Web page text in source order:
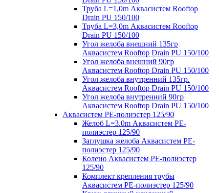
Труба L=1,0m Аквасистем Rooftop
Drain PU 150/100
Труба L=3,0m Аквасистем Rooftop
Drain PU 150/100
Угол желоба внешний 135гр
Аквасистем Rooftop Drain PU 150/100
Угол желоба внешний 90гр
Аквасистем Rooftop Drain PU 150/100
Угол желоба внутренний 135гр.
Аквасистем Rooftop Drain PU 150/100
Угол желоба внутренний 90гр
Аквасистем Rooftop Drain PU 150/100
Аквасистем PE-полиэстер 125/90
Желоб L=3.0m Аквасистем PE-
полиэстер 125/90
Заглушка желоба Аквасистем PE-
полиэстер 125/90
Колено Аквасистем PE-полиэстер
125/90
Комплект крепления трубы
Аквасистем PE-полиэстер 125/90